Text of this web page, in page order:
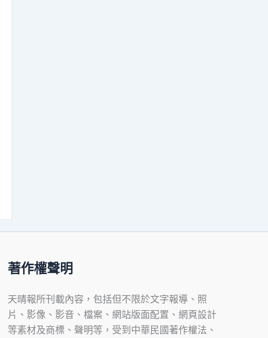
著作權聲明
天晴報所刊載內容，包括但不限於文字報導、照
片、影像、影音、檔案、網站版面配置、網頁設計
等素材及商標、聲明等，受到中華民國著作權法、